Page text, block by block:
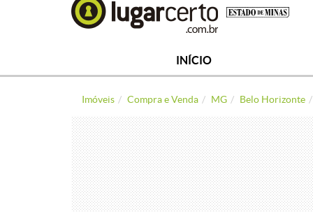
INÍCIO
Imóveis Compra e Venda MG Belo Horizonte